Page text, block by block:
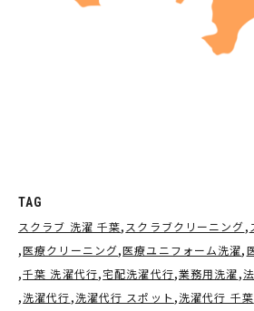
TAG
スクラブ 洗濯 千葉 スクラブクリーニング
医療クリーニング 医療ユニフォーム洗濯
千葉 洗濯代行 宅配洗濯代行 業務用洗濯
洗濯代行 洗濯代行 スポット 洗濯代行 千葉